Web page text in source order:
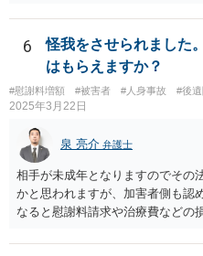
ので、弁護士を交代しても状況は
十分に打ち合わせをすることが重
6
怪我をさせられました
はもらえますか？
#慰謝料増額 #被害者 #人身事故 #後
2025年3月22日
泉 亮介 弁護士
相手が未成年となりますのでその
かと思われますが、加害者側も認
なると慰謝料請求や治療費などの
い場合が多いです。 また、保険